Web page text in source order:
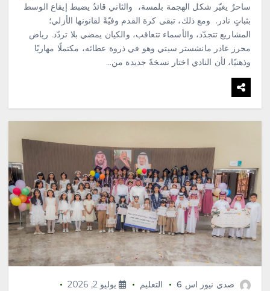
ساحرٌ يغيّر شكل الهجمة بلمسة، والثاني قائدٌ يضبط إيقاع الوسط
بثباتٍ نادر. ومع ذلك، تبقى كرة القدم وفيّةً لقانونها الأزلي؛
المشاريع تتجدّد، والأسماء تتعاقب، والكيان يمضي بلا تردّد. رياض
محرز غادر مانشستر سيتي وهو في ذروة عطائه، مكتملًا مهاريًا
وذهنيًا، لأن النادي اختار نسخةً جديدة من…
صدي نيوز اس 6 التعليم
يوليو 2, 2026